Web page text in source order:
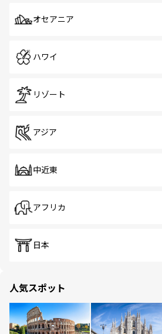
オセアニア
ハワイ
リゾート
アジア
中近東
アフリカ
日本
人気スポット